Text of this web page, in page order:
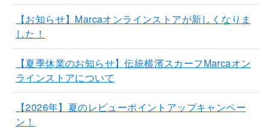
【お知らせ】Marcaオンラインストアが新しくなりま
した！
【夏季休業のお知らせ】伝統横濱スカーフMarcaオン
ラインストアについて
【2026年】夏のレビューポイントアップキャンペー
ン！